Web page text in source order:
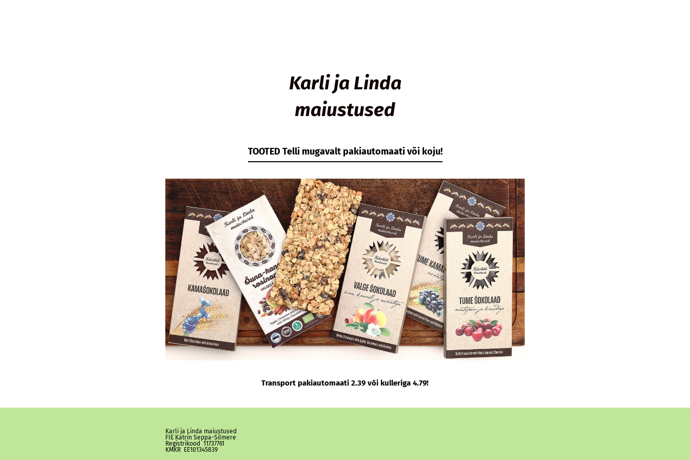
Karli ja Linda
maiustused
TOOTED Telli mugavalt pakiautomaati või koju!
Transport pakiautomaati 2.39 või kulleriga 4.79!
Karli ja Linda maiustused
FIE Katrin Seppa-Silmere
Registrikood 11737761
KMKR EE101345839